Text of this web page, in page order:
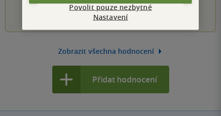
1 2 3 4 5
Zobrazit všechna hodnocení
Přidat hodnocení
Povolit pouze nezbytné
Nastavení